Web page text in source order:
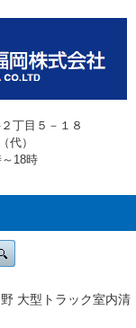
丁目５－１８
代）
18時
野 大型トラック室内清